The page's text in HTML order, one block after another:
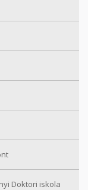
Doktori iskola